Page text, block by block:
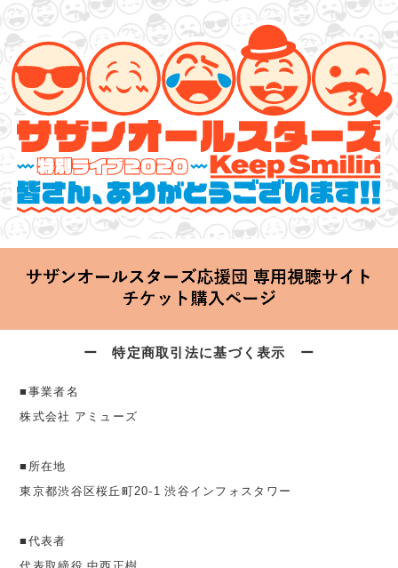
サザンオールスターズ 特別ライブ 2020
2020.06.25 Thu 20:00 Start at 横浜アリーナ
ー 特定商取引法に基づく表示 ー
■事業者名
株式会社 アミューズ
■所在地
東京都渋谷区桜丘町20-1 渋谷インフォスタワー
■代表者
代表取締役 中西正樹